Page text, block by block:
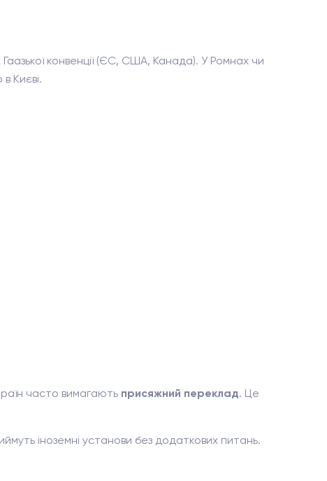
конвенції (ЄС, США, Канада). У Ромнах чи
Києві.
часто вимагають присяжний переклад. Це
іноземні установи без додаткових питань.